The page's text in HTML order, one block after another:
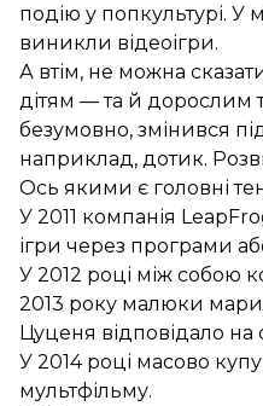
подію у попкультурі. У
виникли відеоігри.
А втім, не можна
дітям — та й дорослим
безумовно, змінився
наприклад, дотик.
Ось якими є головні
У 2011 компанія
ігри через програми
У 2012 році між собою
2013 року малюки
Цуценя відповідало
У 2014 році масово
мультфільму.